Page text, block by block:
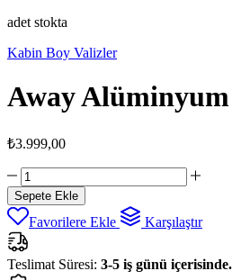
adet stokta
Kabin Boy Valizler
Away
₺3.999,00
Away
Alüminyum
Antrasit
Kabin
Boy
Valiz
adet
Sepete Ekle
Favorilere Ekle Karşılaştır
Teslimat Süresi: 3-5 iş günü içerisinde.